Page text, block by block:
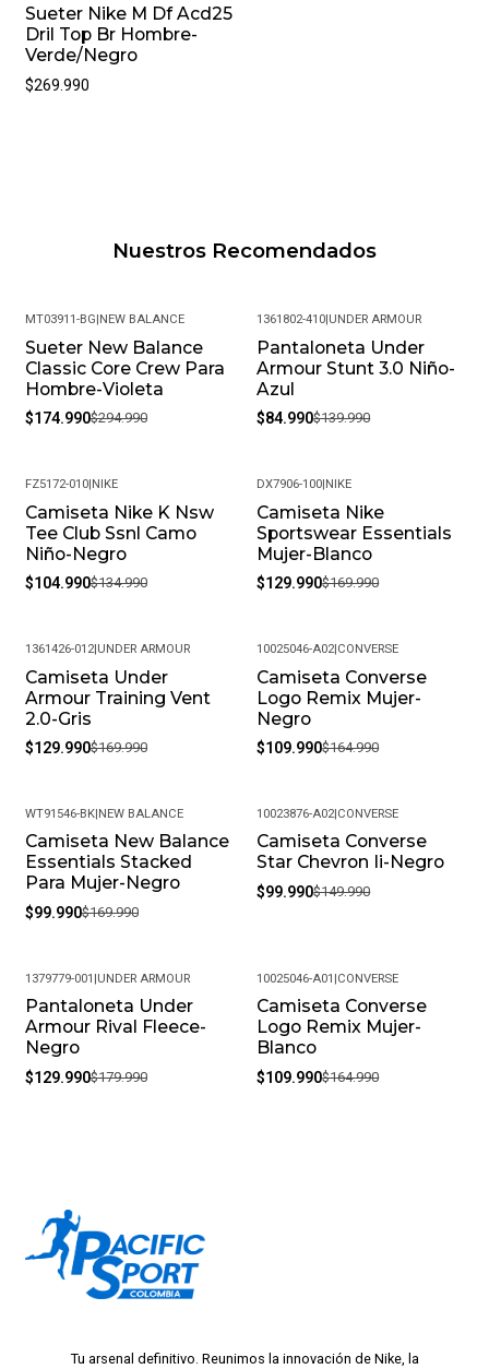
Condición: Nuevo
Género: Masculino
SKU: MT03911-AG_S
Sueter Nike M Df Acd25
Dril Top Br Hombre-
Verde/Negro
$269.990
Nuestros Recomendados
-41%
MT03911-BG NEW BALANCE
Sueter New Balance
Classic Core Crew Para
Hombre-Violeta
$174.990$294.990
-39%
1361802-410 UNDER ARMOUR
Pantaloneta Under
Armour Stunt 3.0 Niño-
Azul
$84.990$139.990
-22%
FZ5172-010|NIKE
Camiseta Nike K Nsw
Tee Club Ssnl Camo
Niño-Negro
$104.990$134.990
-24%
DX7906-100|NIKE
Camiseta Nike
Sportswear Essentials
Mujer-Blanco
$129.990$169.990
-24%
1361426-012|UNDER ARMOUR
Camiseta Under
Armour Training Vent
2.0-Gris
$129.990$169.990
-33%
10025046-A02|CONVERSE
Camiseta Converse
Logo Remix Mujer-
Negro
$109.990$164.990
-41%
WT91546-BK|NEW BALANCE
Camiseta New Balance
Essentials Stacked
Para Mujer-Negro
$99.990$169.990
-33%
10023876-A02|CONVERSE
Camiseta Converse
Star Chevron Ii-Negro
$99.990$149.990
-28%
1379779-001 |UNDER ARMOUR
Pantaloneta Under
Armour Rival Fleece-
Negro
$129.990$179.990
-33%
10025046-A01 |CONVERSE
Camiseta Converse
Logo Remix Mujer-
Blanco
$109.990$164.990
Tu arsenal definitivo. Reunimos la innovación de Nike, la